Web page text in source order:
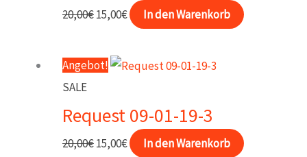
20,00€Ursprünglicher
war:
20,00€
15,00€Aktueller
15,00€.
In den Warenkorb
Angebot!
SALE
Request 09-01-19-3
20,00€Ursprünglicher
15,00€Aktueller
In den Warenkorb